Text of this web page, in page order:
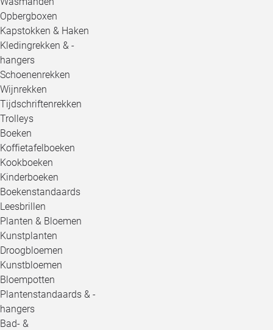
Opbergboxen
Kapstokken & Haken
Kledingrekken & -
hangers
Schoenenrekken
Wijnrekken
Tijdschriftenrekken
Trolleys
Boeken
Koffietafelboeken
Kookboeken
Kinderboeken
Boekenstandaards
Leesbrillen
Planten & Bloemen
Kunstplanten
Droogbloemen
Kunstbloemen
Bloempotten
Plantenstandaards & -
hangers
Bad- &